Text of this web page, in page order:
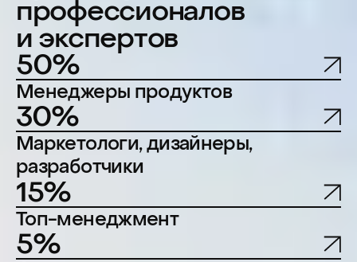
10−11 сентября 2026,
Москва
Онлайн-доступ к докладам
30+ часов контента
с 1 компьютера
Видеозаписи докладов
и мастер-классов
Онлайн- и офлайн-
пространство для общения
с участниками и
спикерами